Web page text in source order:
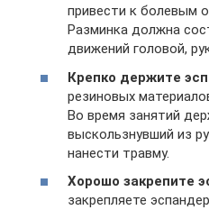
привести к болевым
Разминка должна
движений головой,
Крепко держите
резиновых
Во время занятий
выскользнувший из
нанести травму.
Хорошо закрепите
закрепляете